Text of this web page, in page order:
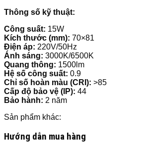
Thông số kỹ thuật:
Công suất: 15W
Kích thước (mm): 70×81
Điện áp: 220V/50Hz
Ánh sáng: 3000K/6500K
Quang thông: 1500lm
Hệ số công suất: 0.9
Chỉ số hoàn màu (CRI): >85
Cấp độ bảo vệ (IP): 44
Bảo hành: 2 năm
Sản phẩm khác:
Hướng dẫn mua hàng